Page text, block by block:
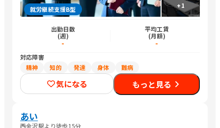
+1
就労継続支援B型
出勤日数
(週)
-
平均工賃
(月額)
-
対応障害
精神
知的 発達 身体 難病
気になる もっと見る
あい
西金沢駅より徒歩15分